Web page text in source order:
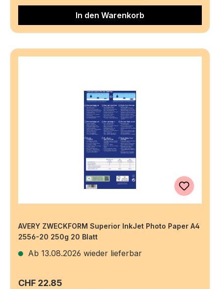
In den Warenkorb
AVERY ZWECKFORM Superior InkJet Photo Paper A4
2556-20 250g 20 Blatt
Ab 13.08.2026 wieder lieferbar
Regulärer Preis:
CHF 22.85